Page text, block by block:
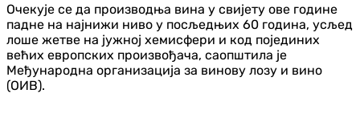
Очекује се да производња вина у свијету ове године
падне на најнижи ниво у посљедњих 60 година, усљед
лоше жетве на јужној хемисфери и код појединих
већих европских произвођача, саопштила је
Међународна организација за винову лозу и вино
(ОИВ).